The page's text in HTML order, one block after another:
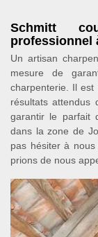
Schmitt
professionnel
Un artisan
mesure de
charpenterie. Il est
résultats attendus
garantir le parfait
dans la zone de
pas hésiter à
prions de nous